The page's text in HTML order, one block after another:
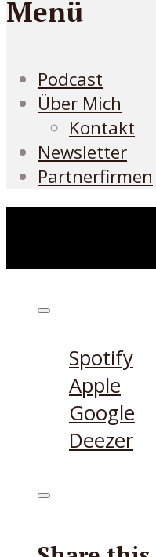
Menü
Podcast
Über Mich
Kontakt
Newsletter
Partnerfirmen
Spotify
Apple
Google
Deezer